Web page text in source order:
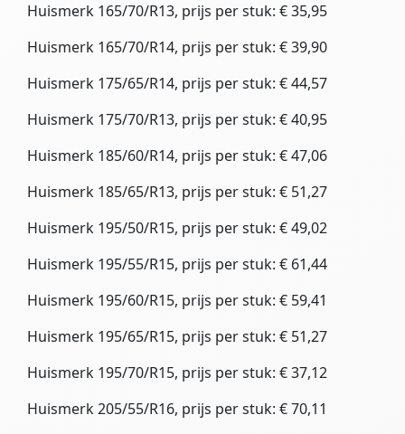
Huismerk 165/70/R13, prijs per stuk: € 35,95
Huismerk 165/70/R14, prijs per stuk: € 39,90
Huismerk 175/65/R14, prijs per stuk: € 44,57
Huismerk 175/70/R13, prijs per stuk: € 40,95
Huismerk 185/60/R14, prijs per stuk: € 47,06
Huismerk 185/65/R13, prijs per stuk: € 51,27
Huismerk 195/50/R15, prijs per stuk: € 49,02
Huismerk 195/55/R15, prijs per stuk: € 61,44
Huismerk 195/60/R15, prijs per stuk: € 59,41
Huismerk 195/65/R15, prijs per stuk: € 51,27
Huismerk 195/70/R15, prijs per stuk: € 37,12
Huismerk 205/55/R16, prijs per stuk: € 70,11